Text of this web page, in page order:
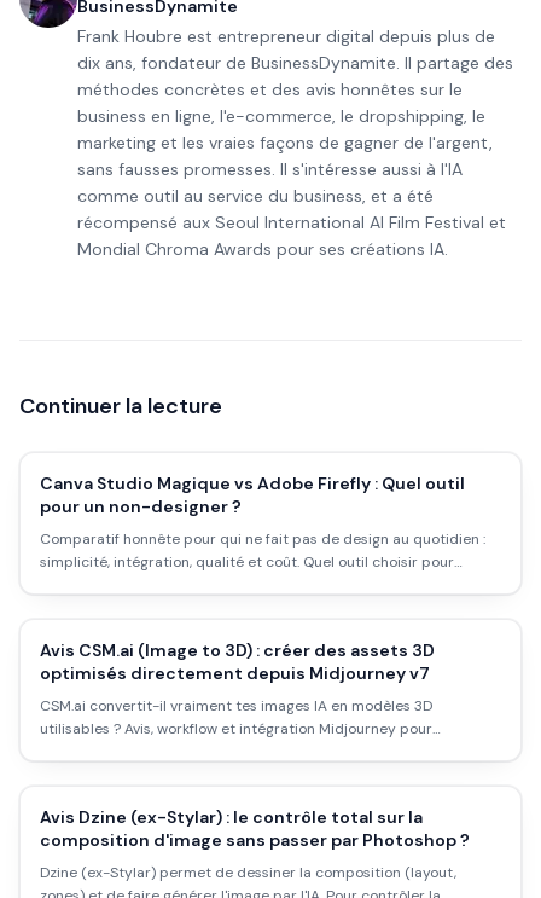
BusinessDynamite
Frank Houbre est entrepreneur digital depuis plus de
dix ans, fondateur de BusinessDynamite. Il partage des
méthodes concrètes et des avis honnêtes sur le
business en ligne, l'e-commerce, le dropshipping, le
marketing et les vraies façons de gagner de l'argent,
sans fausses promesses. Il s'intéresse aussi à l'IA
comme outil au service du business, et a été
récompensé aux Seoul International AI Film Festival et
Mondial Chroma Awards pour ses créations IA.
Continuer la lecture
Canva Studio Magique vs Adobe Firefly : Quel outil
pour un non-designer ?
Comparatif honnête pour qui ne fait pas de design au quotidien :
simplicité, intégration, qualité et coût. Quel outil choisir pour
Avis CSM.ai (Image to 3D) : créer des assets 3D
optimisés directement depuis Midjourney v7
CSM.ai convertit-il vraiment tes images IA en modèles 3D
utilisables ? Avis, workflow et intégration Midjourney pour
Avis Dzine (ex-Stylar) : le contrôle total sur la
composition d'image sans passer par Photoshop ?
Dzine (ex-Stylar) permet de dessiner la composition (layout,